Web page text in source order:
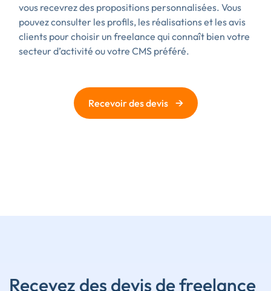
vous recevrez des propositions personnalisées. Vous
pouvez consulter les profils, les réalisations et les avis
clients pour choisir un freelance qui connaît bien votre
secteur d’activité ou votre CMS préféré.
Recevoir des devis →
Recevez des devis de freelance